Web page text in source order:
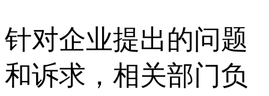
针对企业提出的问题
和诉求，相关部门负